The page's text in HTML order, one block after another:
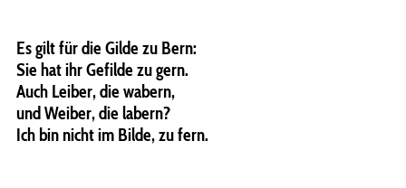
Es gilt für die Gilde zu Bern:
Sie hat ihr Gefilde zu gern.
Auch Leiber, die wabern,
und Weiber, die labern?
Ich bin nicht im Bilde, zu fern.